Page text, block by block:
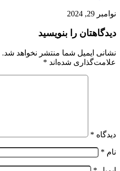
نوامبر 29, 2024
دیدگاهتان را بنویسید
نشانی ایمیل شما منتشر نخواهد شد.
علامت‌گذاری شده‌اند *
دیدگاه *
نام *